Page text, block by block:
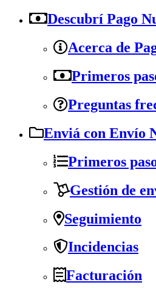
Descubrí Pago
Acerca de
Primeros
Preguntas
Enviá con Envío
Primeros
Gestión de
Seguimiento
Incidencias
Facturación